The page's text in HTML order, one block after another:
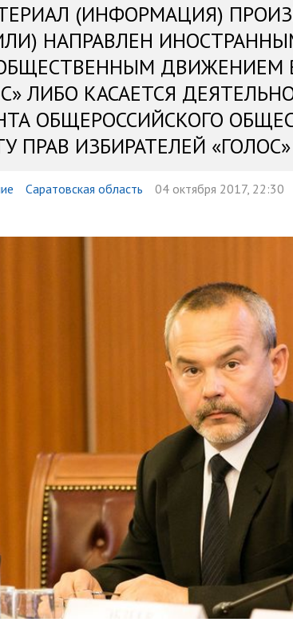
(ИНФОРМАЦИЯ)
НАПРАВЛЕН
ДВИЖЕНИЕМ
ЛИБО КАСАЕТСЯ
ОБЩЕРОССИЙСКОГО
ИЗБИРАТЕЛЕЙ «ГОЛОС»
Саратовская область 04 октября 2017, 22:30